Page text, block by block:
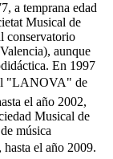
a temprana edad
Musical de
conservatorio
aunque
En 1997
"LANOVA" de
el año 2002,
Musical de
música
el año 2009.